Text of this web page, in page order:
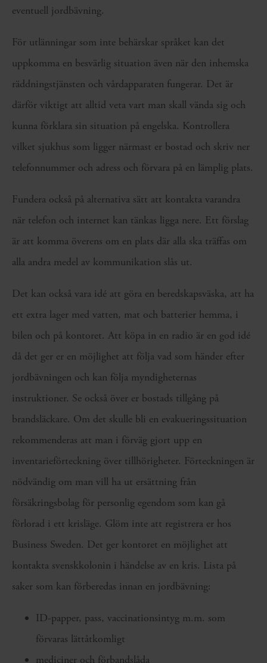
eventuell jordbävning.
För utlänningar som inte behärskar språket kan det
uppkomma en besvärlig situation även när den inhemska
räddningstjänsten och vårdapparaten fungerar. Det är
därför viktigt att alltid veta vart man skall vända sig och
kunna förklara sin situation på engelska. Kontrollera
vilket sjukhus som ligger närmast er bostad och skriv ner
telefonnummer och adress och förvara på en lämplig plats.
Fundera också på alternativa sätt att kontakta varandra
när telefon och internet kan tänkas ligga nere. Ett förslag
är att komma överens om en plats där alla ska träffas om
alla andra medel av kommunikation slås ut.
Det kan också vara idé att göra en beredskapsväska, att ha
ett extra lager med vatten, mat och batterier hemma, i
bilen och på kontoret. Att köpa in en radio är en god idé
då det ger er en möjlighet att följa vad som händer efter
jordbävningen och kan följa myndigheternas
instruktioner. Se också över er bostads tillgång på
brandsläckare. Om det skulle bli en evakueringssituation
rekommenderas att man i förväg gjort upp en
inventarieförteckning över tillhörigheter. Förteckningen är
nödvändig om man vill ha ut ersättning från
försäkringsbolag för personlig egendom som kan gå
förlorad i ett krisläge. Glöm inte att registrera er hos
Business Sweden. Det ger kontoret en möjlighet att
kontakta svenskkolonin i händelse av en kris. Lista på
saker som kan förberedas innan en jordbävning:
ID-papper, pass, vaccinationsintyg m.m. som
förvaras lättåtkomligt
mediciner och förbandslåda